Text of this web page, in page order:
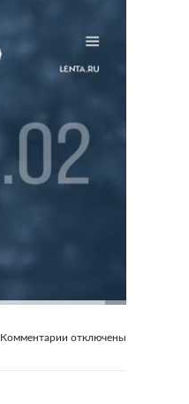
Комментарии отключены